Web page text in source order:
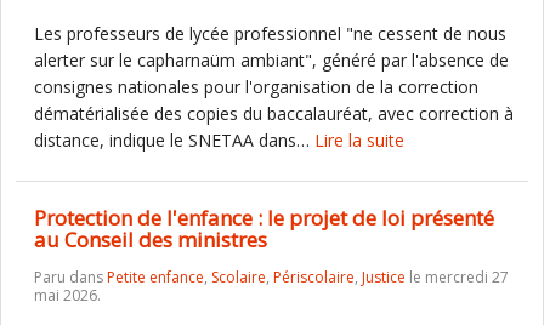
Les professeurs de lycée professionnel "ne cessent de nous
alerter sur le capharnaüm ambiant", généré par l'absence de
consignes nationales pour l'organisation de la correction
dématérialisée des copies du baccalauréat, avec correction à
distance, indique le SNETAA dans… Lire la suite
Protection de l'enfance : le projet de loi présenté
au Conseil des ministres
Paru dansPetite enfance, Scolaire, Périscolaire, Justice le mercredi 27
mai 2026.